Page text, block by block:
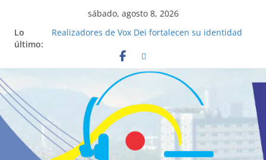
sábado, agosto 8, 2026
Lo
último:
Realizadores de Vox Dei fortalecen su identidad
La ciencia desvela los 5 secretos que tiene
fácilmente un católico para convertirse en
“Superancianos”
Pop Up Market atrae a cientos de visitantes y
dinamiza la economía local
Salud mental a la mesa: la importancia de
hablarlo en familia
Lo que tienen en común la nueva Película Toy